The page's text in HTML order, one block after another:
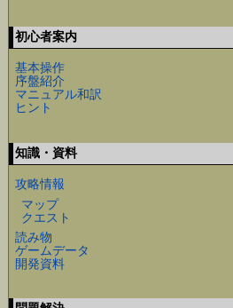
初心者案内
基本操作
序盤紹介
マニュアル和訳
ヒント
知識・資料
攻略情報
マップ
クエスト
読み物
ゲームデータ
開発資料